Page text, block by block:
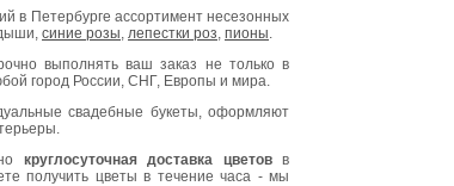
в Петербурге ассортимент несезонных
синие розы, лепестки роз, пионы.
выполнять ваш заказ не только в
город России, СНГ, Европы и мира.
свадебные букеты, оформляют
круглосуточная доставка цветовв
получить цветы в течение часа - мы